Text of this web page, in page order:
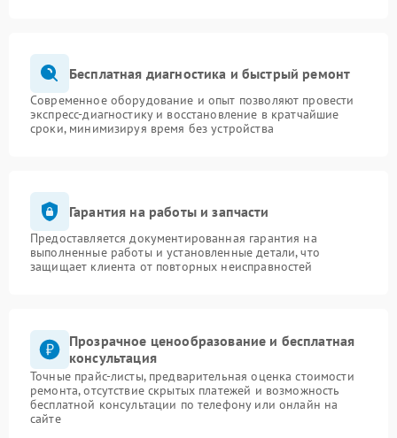
Бесплатная диагностика и быстрый ремонт
Современное оборудование и опыт позволяют провести
экспресс-диагностику и восстановление в кратчайшие
сроки, минимизируя время без устройства
Гарантия на работы и запчасти
Предоставляется документированная гарантия на
выполненные работы и установленные детали, что
защищает клиента от повторных неисправностей
Прозрачное ценообразование и бесплатная
консультация
Точные прайс-листы, предварительная оценка стоимости
ремонта, отсутствие скрытых платежей и возможность
бесплатной консультации по телефону или онлайн на
сайте